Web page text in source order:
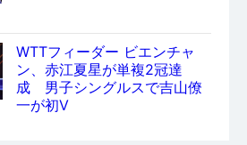
WTTフィーダー ビエンチャ
ン、赤江夏星が単複2冠達
成 男子シングルスで吉山僚
一が初V